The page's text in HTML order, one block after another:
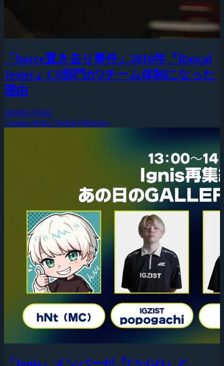
「barce置き去り事件」2016年『Rascal
Jester』CS部門が2チーム体制になった
理由
2026年1月9日
Counter-Strike: Global Offensive